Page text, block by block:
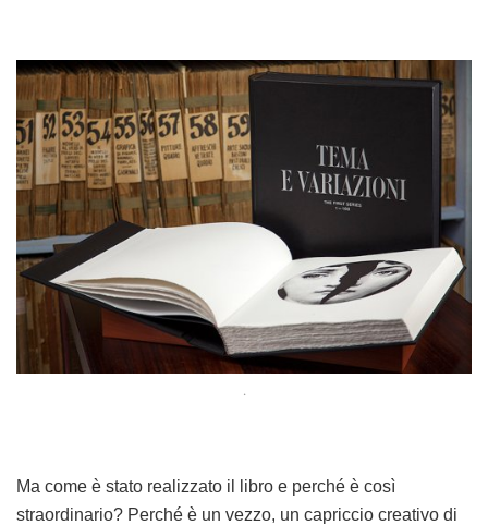
.
Ma come è stato realizzato il libro e perché è così
straordinario? Perché è un vezzo, un capriccio creativo di